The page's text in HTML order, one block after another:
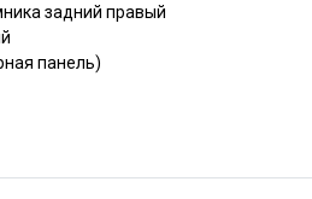
задний правый
панель)